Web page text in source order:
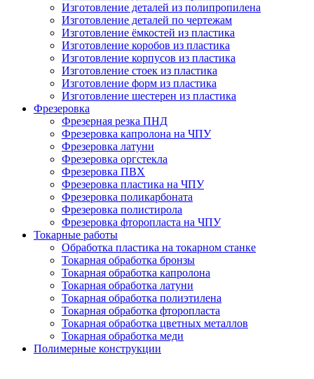
Изготовление деталей из полипропилена
Изготовление деталей по чертежам
Изготовление ёмкостей из пластика
Изготовление коробов из пластика
Изготовление корпусов из пластика
Изготовление стоек из пластика
Изготовление форм из пластика
Изготовление шестерен из пластика
Фрезеровка
Фрезерная резка ПНД
Фрезеровка капролона на ЧПУ
Фрезеровка латуни
Фрезеровка оргстекла
Фрезеровка ПВХ
Фрезеровка пластика на ЧПУ
Фрезеровка поликарбоната
Фрезеровка полистирола
Фрезеровка фторопласта на ЧПУ
Токарные работы
Обработка пластика на токарном станке
Токарная обработка бронзы
Токарная обработка капролона
Токарная обработка латуни
Токарная обработка полиэтилена
Токарная обработка фторопласта
Токарная обработка цветных металлов
Токарная обработка меди
Полимерные конструкции